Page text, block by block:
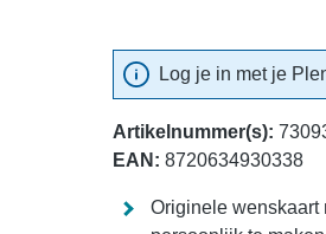
Log je in met je
Artikelnummer(s):
EAN: 8720634930338
Originele wenskaart